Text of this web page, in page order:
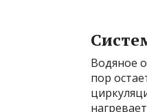
Водяное
пор